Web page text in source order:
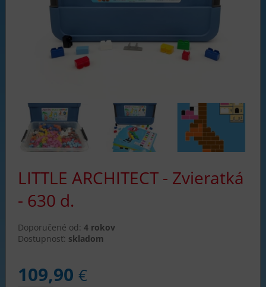
LITTLE ARCHITECT - Zvieratká
- 630 d.
Doporučené od: 4 rokov
Dostupnosť: skladom
109,90 €